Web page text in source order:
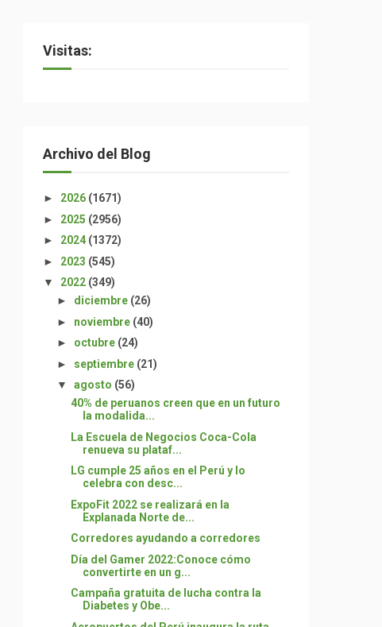
Visitas:
Archivo del Blog
► 2026 (1671)
► 2025 (2956)
► 2024 (1372)
► 2023 (545)
▼ 2022 (349)
► diciembre (26)
► noviembre (40)
► octubre (24)
► septiembre (21)
▼ agosto (56)
40% de peruanos creen que en un futuro
la modalida...
La Escuela de Negocios Coca-Cola
renueva su plataf...
LG cumple 25 años en el Perú y lo
celebra con desc...
ExpoFit 2022 se realizará en la
Explanada Norte de...
Corredores ayudando a corredores
Día del Gamer 2022:Conoce cómo
convertirte en un g...
Campaña gratuita de lucha contra la
Diabetes y Obe...